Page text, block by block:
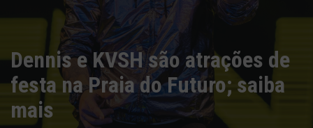
Dennis e KVSH são atrações de
festa na Praia do Futuro; saiba
mais